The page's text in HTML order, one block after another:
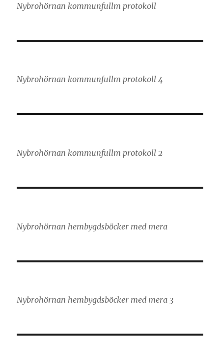
Nybrohörnan kommunfullm protokoll
Nybrohörnan kommunfullm protokoll 4
Nybrohörnan kommunfullm protokoll 2
Nybrohörnan hembygdsböcker med mera
Nybrohörnan hembygdsböcker med mera 3